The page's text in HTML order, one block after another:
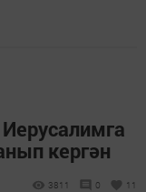
кергән
3811 0 11